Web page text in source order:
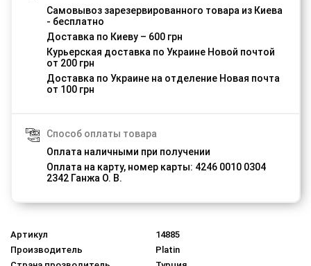
Самовывоз зарезервированного товара из Киева
- бесплатно
Доставка по Киеву – 600 грн
Курьерская доставка по Украине Новой почтой
от 200 грн
Доставка по Украине на отделение Новая почта
от 100 грн
Способ оплаты товара
Оплата наличными при получении
Оплата на карту, номер карты: 4246 0010 0304
2342 Ганжа О. В.
Артикул
14885
Производитель
Platin